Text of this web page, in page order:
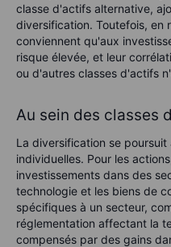
classe d'actifs alternative,
diversification. Toutefois, en
conviennent qu'aux
risque élevée, et leur
ou d'autres classes d'actifs
Au sein des classes
La diversification se
individuelles. Pour les
investissements dans des
technologie et les biens de
spécifiques à un secteur,
réglementation affectant la
compensés par des gains